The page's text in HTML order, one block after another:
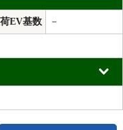
EV基数 －